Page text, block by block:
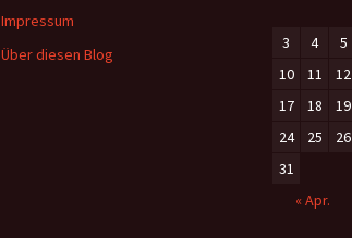
Impressum
Über diesen Blog
3
4 5
10
11 12
17
18 19
24
25 26
31
« Apr.